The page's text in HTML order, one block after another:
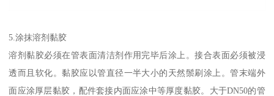
5.涂抹溶剂黏胶
溶剂黏胶必须在管表面清洁剂作用完毕后涂上。接合表面必须被浸
透而且软化。黏胶应以管直径一半大小的天然鬃刷涂上。管末端外
面应涂厚层黏胶，配件套接内面应涂中等厚度黏胶。大于DN50的管